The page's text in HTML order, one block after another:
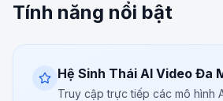
Tính năng nổi bật
Hệ Sinh Thái AI Video Đa
Truy cập trực tiếp các mô hình